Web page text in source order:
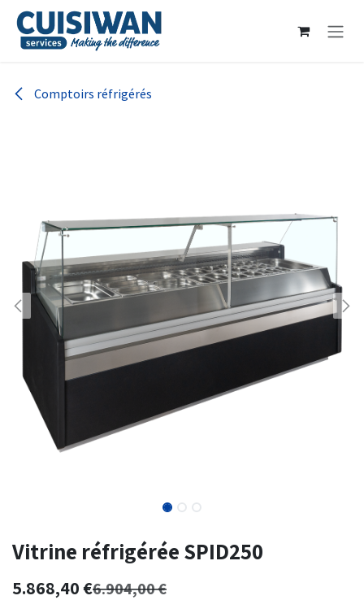
Se rendre au contenu
Comptoirs réfrigérés
Vitrine réfrigérée SPID250
5.868,40€6.904,00€